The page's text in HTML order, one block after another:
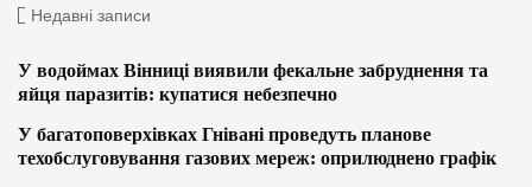
Недавні записи
У водоймах Вінниці виявили фекальне забруднення та
яйця паразитів: купатися небезпечно
У багатоповерхівках Гнівані проведуть планове
техобслуговування газових мереж: оприлюднено графік